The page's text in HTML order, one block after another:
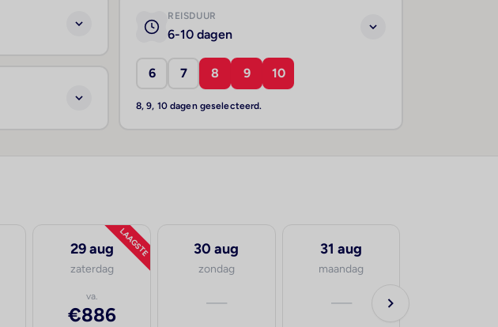
REISDUUR
6-10 dagen
6 7 8 9 10
8, 9, 10 dagen geselecteerd.
LAAGSTE
29 aug
zaterdag
va.
€886
30 aug
zondag
—
31 aug
maandag
—